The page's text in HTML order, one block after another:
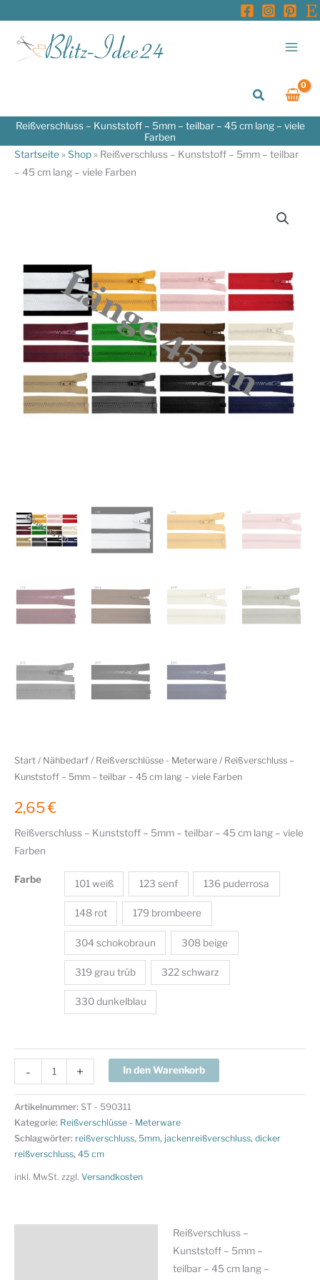
springen
Suchen
Reißverschluss – Kunststoff – 5mm – teilbar – 45 cm lang – viele
Farben
Startseite »Shop » Reißverschluss – Kunststoff – 5mm – teilbar
– 45 cm lang – viele Farben
Start / Nähbedarf / Reißverschlüsse - Meterware / Reißverschluss –
Kunststoff – 5mm – teilbar – 45 cm lang – viele Farben
2,65€
Reißverschluss – Kunststoff – 5mm – teilbar – 45 cm lang – viele
Farben
Farbe 101 weiß 123 senf 136 puderrosa
148 rot 179 brombeere
304 schokobraun 308 beige
319 grau trüb 322 schwarz
330 dunkelblau
-
Reißverschluss
-
Kunststoff
-
5mm
-
teilbar
cm
+ In den Warenkorb
Artikelnummer: ST - 590311
Kategorie: Reißverschlüsse - Meterware
Schlagwörter: reißverschluss, 5mm, jackenreißverschluss, dicker
reißverschluss, 45 cm
inkl. MwSt. zzgl. Versandkosten
Reißverschluss –
Kunststoff – 5mm –
teilbar – 45 cm lang –